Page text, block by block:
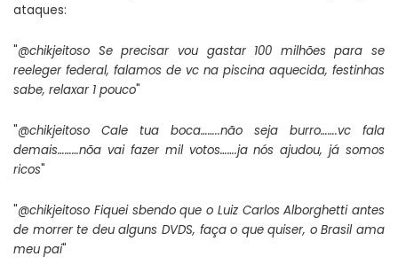
ataques:
"@chikjeitoso Se precisar vou gastar 100 milhões para se
reeleger federal, falamos de vc na piscina aquecida, festinhas
sabe, relaxar 1 pouco"
"@chikjeitoso Cale tua boca……..não seja burro…….vc fala
demais………nõa vai fazer mil votos…….ja nós ajudou, já somos
ricos"
"@chikjeitoso Fiquei sbendo que o Luiz Carlos Alborghetti antes
de morrer te deu alguns DVDS, faça o que quiser, o Brasil ama
meu pai"